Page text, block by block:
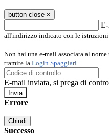
button close ×
all'indirizzo indicato con le istruzioni
Non hai una e-mail associata al
tramite la Login Spaggiari
E-mail inviata, si prega di
Errore
Chiudi
Successo